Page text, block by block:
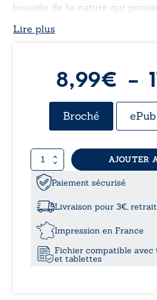
beautés de la nature qui
Lire plus
8,99€ –
Broché ePub
quantité
de
L’enfant
Samarie
Suivi
de
Dans
AJOUTER
Paiement sécurisé
Livraison pour 3€,
Impression en France
Fichier compatible avec
et tablettes